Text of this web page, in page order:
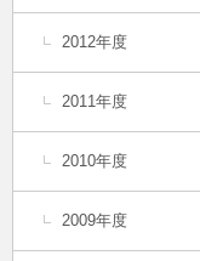
2012年度
2011年度
2010年度
2009年度